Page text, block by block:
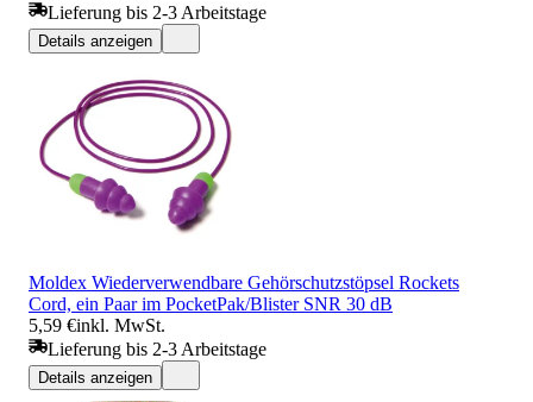
Lieferung bis 2-3 Arbeitstage
Details anzeigen
Moldex Wiederverwendbare Gehörschutzstöpsel Rockets
Cord, ein Paar im PocketPak/Blister SNR 30 dB
5,59 €inkl. MwSt.
Lieferung bis 2-3 Arbeitstage
Details anzeigen